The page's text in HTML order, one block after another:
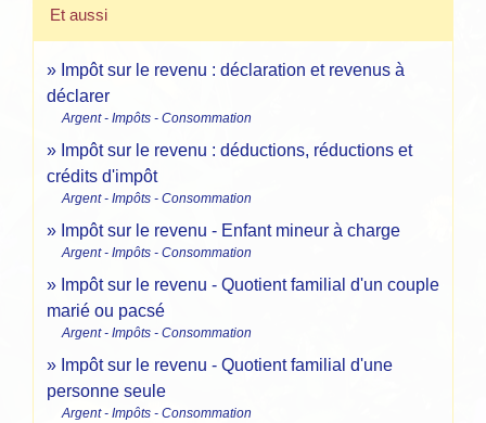
Et aussi
Impôt sur le revenu : déclaration et revenus à
déclarer
Argent - Impôts - Consommation
Impôt sur le revenu : déductions, réductions et
crédits d'impôt
Argent - Impôts - Consommation
Impôt sur le revenu - Enfant mineur à charge
Argent - Impôts - Consommation
Impôt sur le revenu - Quotient familial d'un couple
marié ou pacsé
Argent - Impôts - Consommation
Impôt sur le revenu - Quotient familial d'une
personne seule
Argent - Impôts - Consommation